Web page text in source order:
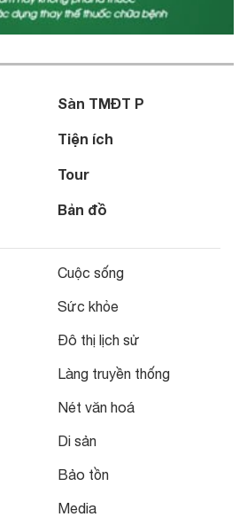
Sàn TMĐT P
Tiện ích
Tour
Bản đồ
Cuộc sống
Sức khỏe
Đô thị lịch sử
Làng truyền thống
Nét văn hoá
Di sản
Bảo tồn
Media